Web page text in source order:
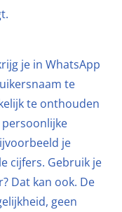
je in WhatsApp
te
te onthouden
je
cijfers. Gebruik je
Dat kan ook. De
geen